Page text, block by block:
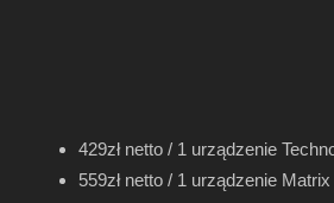
429zł netto / 1 urządzenie
559zł netto / 1 urządzenie